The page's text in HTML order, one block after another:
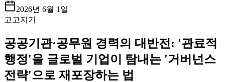
2026년 6월 1일
고고지기
공공기관·공무원 경력의 대반전: '관료적
행정'을 글로벌 기업이 탐내는 '거버넌스
전략'으로 재포장하는 법